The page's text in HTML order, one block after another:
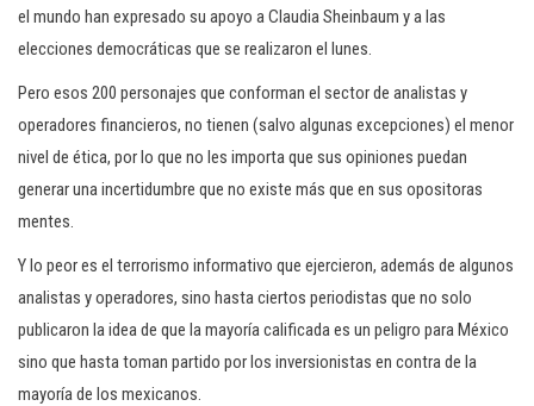
el mundo han expresado su apoyo a Claudia Sheinbaum y a las
elecciones democráticas que se realizaron el lunes.
Pero esos 200 personajes que conforman el sector de analistas y
operadores financieros, no tienen (salvo algunas excepciones) el menor
nivel de ética, por lo que no les importa que sus opiniones puedan
generar una incertidumbre que no existe más que en sus opositoras
mentes.
Y lo peor es el terrorismo informativo que ejercieron, además de algunos
analistas y operadores, sino hasta ciertos periodistas que no solo
publicaron la idea de que la mayoría calificada es un peligro para México
sino que hasta toman partido por los inversionistas en contra de la
mayoría de los mexicanos.